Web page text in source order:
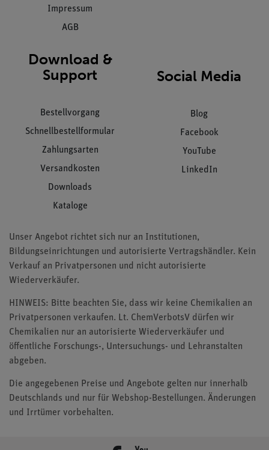
Impressum
AGB
Download &
Support
Bestellvorgang
Schnellbestellformular
Zahlungsarten
Versandkosten
Downloads
Kataloge
Social Media
Blog
Facebook
YouTube
LinkedIn
Unser Angebot richtet sich nur an Institutionen,
Bildungseinrichtungen und autorisierte Vertragshändler. Kein
Verkauf an Privatpersonen und nicht autorisierte
Wiederverkäufer.
HINWEIS: Bitte beachten Sie, dass wir keine Chemikalien an
Privatpersonen verkaufen. Lt. ChemVerbotsV dürfen wir
Chemikalien nur an autorisierte Wiederverkäufer und
öffentliche Forschungs-, Untersuchungs- und Lehranstalten
abgeben.
Die angegebenen Preise und Angebote gelten nur innerhalb
Deutschlands und nur für Webshop-Bestellungen. Änderungen
und Irrtümer vorbehalten.